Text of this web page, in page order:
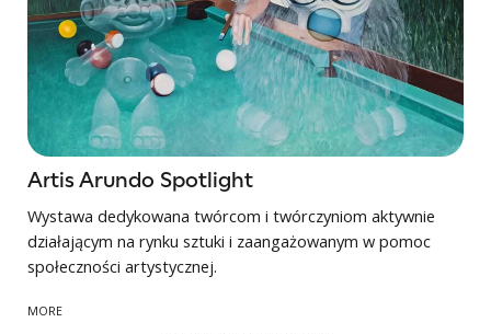
Artis Arundo Spotlight
Wystawa dedykowana twórcom i twórczyniom aktywnie
działającym na rynku sztuki i zaangażowanym w pomoc
społeczności artystycznej.
MORE